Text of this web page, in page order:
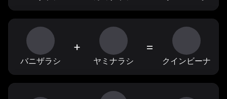
バニザラシ
+
ヤミナラシ
=
クインビーナ